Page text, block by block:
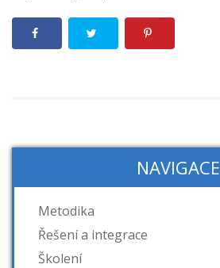
NAVIGACE
Metodika
Řešení a integrace
Školení